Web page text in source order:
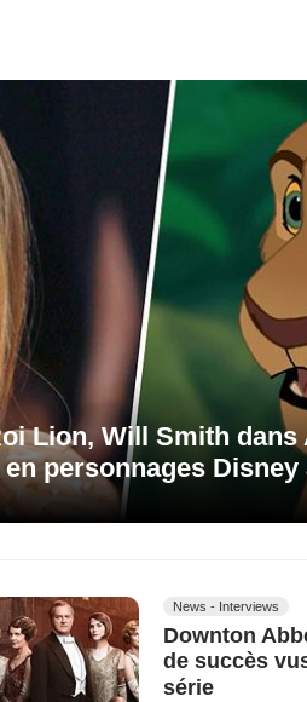
Lion, Will Smith dans
personnages Disney
News - Interviews
Downton
de succès
série